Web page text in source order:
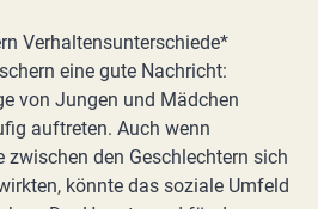
Verhaltensunterschiede*
eine gute Nachricht:
von Jungen und Mädchen
auftreten. Auch wenn
zwischen den Geschlechtern sich
könnte das soziale Umfeld